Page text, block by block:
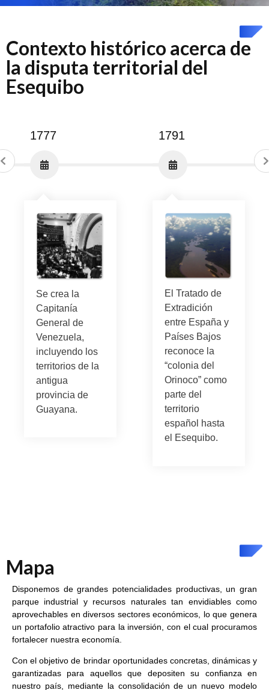
Contexto histórico acerca de
la disputa territorial del
Esequibo
1777
Se crea la
Capitanía
General de
Venezuela,
incluyendo los
territorios de la
antigua
provincia de
Guayana.
1791
El Tratado de
Extradición
entre España y
Países Bajos
reconoce la
“colonia del
Orinoco” como
parte del
territorio
español hasta
el Esequibo.
Mapa
Disponemos de grandes potencialidades productivas, un gran
parque industrial y recursos naturales tan envidiables como
aprovechables en diversos sectores económicos, lo que genera
un portafolio atractivo para la inversión, con el cual procuramos
fortalecer nuestra economía.
Con el objetivo de brindar oportunidades concretas, dinámicas y
garantizadas para aquellos que depositen su confianza en
nuestro país, mediante la consolidación de un nuevo modelo